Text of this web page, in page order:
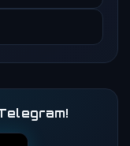
Telegram!